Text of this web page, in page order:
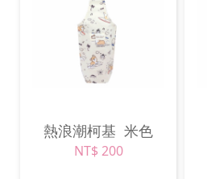
熱浪潮柯基 米色
NT$ 200